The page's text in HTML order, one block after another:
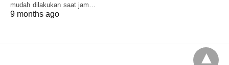
mudah dilakukan saat jam…
9 months ago